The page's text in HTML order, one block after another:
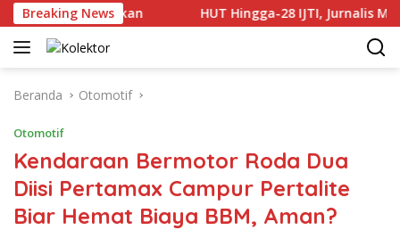
Langsung
ke
konten
Breaking News
Dilakukan HUT Hingga-28 IJTI, Jurnalis
Beranda Otomotif
Otomotif
Kendaraan Bermotor Roda Dua
Diisi Pertamax Campur Pertalite
Biar Hemat Biaya BBM, Aman?